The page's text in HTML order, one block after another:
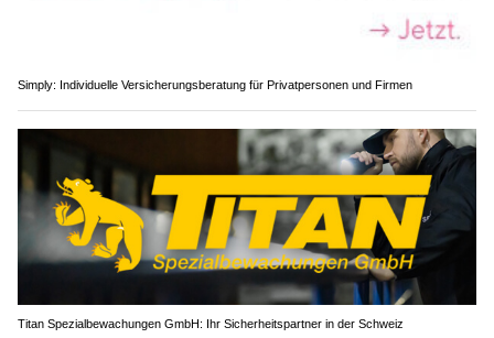
Simply: Individuelle Versicherungsberatung für Privatpersonen und Firmen
Titan Spezialbewachungen GmbH: Ihr Sicherheitspartner in der Schweiz